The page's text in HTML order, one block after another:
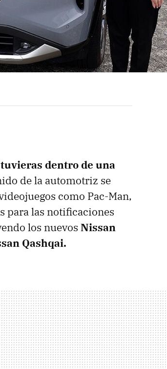
dentro de una
de la automotriz se
como Pac-Man,
para las notificaciones
los nuevos Nissan
Qashqai.